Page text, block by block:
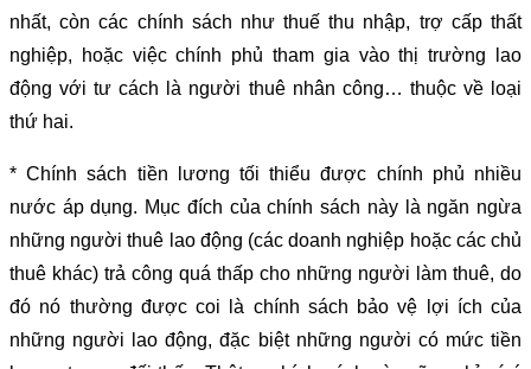
nhất, còn các chính sách như thuế thu nhập, trợ cấp thất
nghiệp, hoặc việc chính phủ tham gia vào thị trường lao
động với tư cách là người thuê nhân công… thuộc về loại
thứ hai.
* Chính sách tiền lương tối thiểu được chính phủ nhiều
nước áp dụng. Mục đích của chính sách này là ngăn ngừa
những người thuê lao động (các doanh nghiệp hoặc các chủ
thuê khác) trả công quá thấp cho những người làm thuê, do
đó nó thường được coi là chính sách bảo vệ lợi ích của
những người lao động, đặc biệt những người có mức tiền